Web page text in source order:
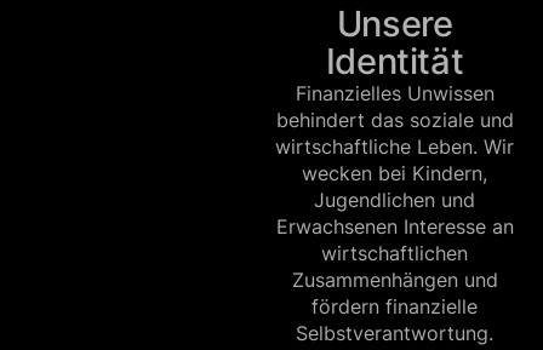
Unsere
Identität
Finanzielles Unwissen
behindert das soziale und
wirtschaftliche Leben. Wir
wecken bei Kindern,
Jugendlichen und
Erwachsenen Interesse an
wirtschaftlichen
Zusammenhängen und
fördern finanzielle
Selbstverantwortung.